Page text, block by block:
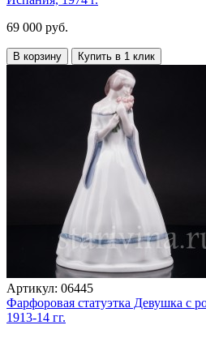
69 000 руб.
В корзину Купить в 1 клик
Артикул: 06445
Фарфоровая статуэтка Девушка с
1913-14 гг.